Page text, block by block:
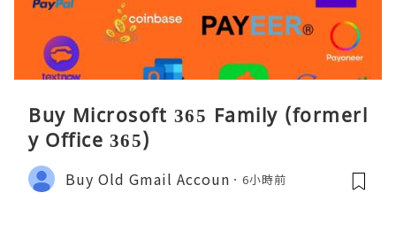
Buy Microsoft 365 Family (formerl
y Office 365)
Buy Old Gmail Accoun 6小時前